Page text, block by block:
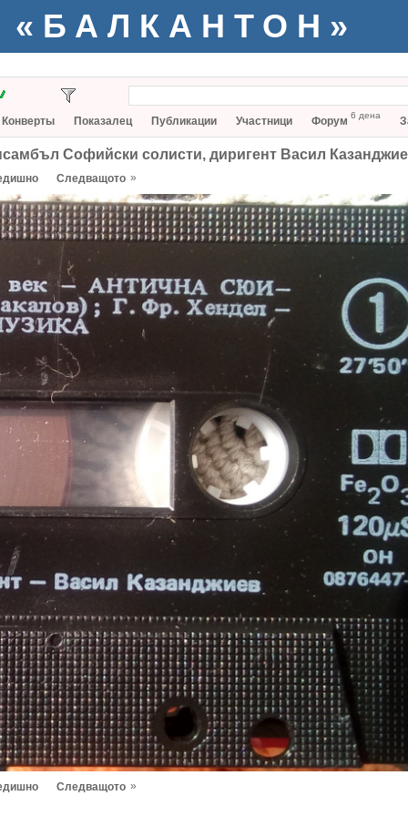
Конверты Показалец Публикации Участници Форум 6 дена
Софийски солисти, диригент Васил
Следващото »
Следващото »